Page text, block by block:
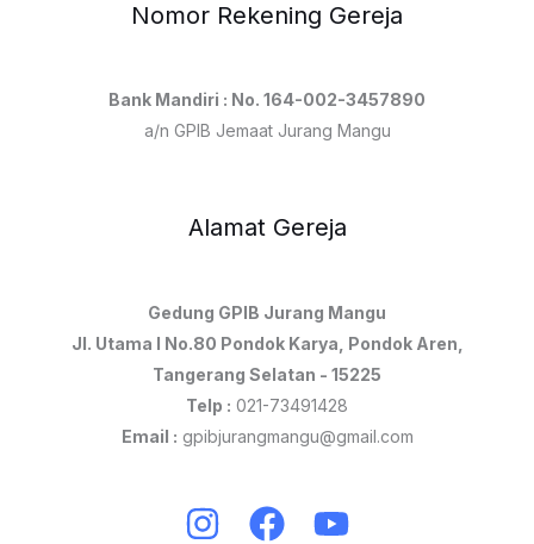
Nomor Rekening Gereja
Bank Mandiri : No. 164-002-3457890
a/n GPIB Jemaat Jurang Mangu
Alamat Gereja
Gedung GPIB Jurang Mangu
Jl. Utama I No.80 Pondok Karya, Pondok Aren,
Tangerang Selatan - 15225
Telp : 021-73491428
Email : gpibjurangmangu@gmail.com